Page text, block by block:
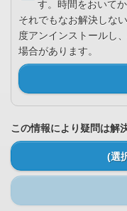
す。時間をおいて
それでもなお解決しな
度アンインストールし
場合があります。
この情報により疑問は解
(選